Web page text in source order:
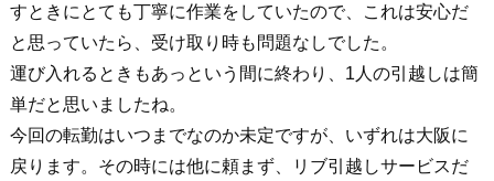
すときにとても丁寧に作業をしていたので、これは安心だ
と思っていたら、受け取り時も問題なしでした。
運び入れるときもあっという間に終わり、1人の引越しは簡
単だと思いましたね。
今回の転勤はいつまでなのか未定ですが、いずれは大阪に
戻ります。その時には他に頼まず、リブ引越しサービスだ